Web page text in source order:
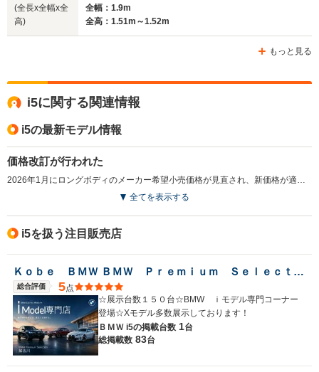
(全長x全幅x全
高)
全幅：1.9m
全高：1.51m～1.52m
もっと見る
i5に関する関連情報
i5の最新モデル情報
価格改訂が行われた
2026年1月にロングボディのメーカー希望小売価格が見直され、新価格が適用された。（2026.1）
全てを表示する
i5を扱う注目販売店
Ｋｏｂｅ ＢＭＷ ＢＭＷ Ｐｒｅｍｉｕｍ Ｓｅｌｅｃｔｉｏｎ 加古川
総合評価 5点
☆展示台数１５０台☆BMW ｉモデル専門コーナー
登場☆Xモデル多数展示しております！
ＢＭＷ i5の掲載台数 1台
総掲載数 83台